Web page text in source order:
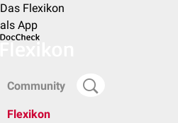
Das Flexikon
als App
Community
Flexikon